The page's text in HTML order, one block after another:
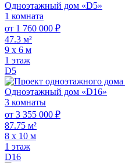
Одноэтажный дом «D5»
1 комната
от 1 760 000 ₽
47.3 м²
9 x 6 м
1 этаж
D5
Одноэтажный дом «D16»
3 комнаты
от 3 355 000 ₽
87.75 м²
8 х 10 м
1 этаж
D16